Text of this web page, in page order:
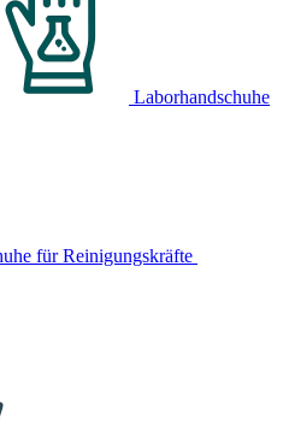
Laborhandschuhe
für Reinigungskräfte